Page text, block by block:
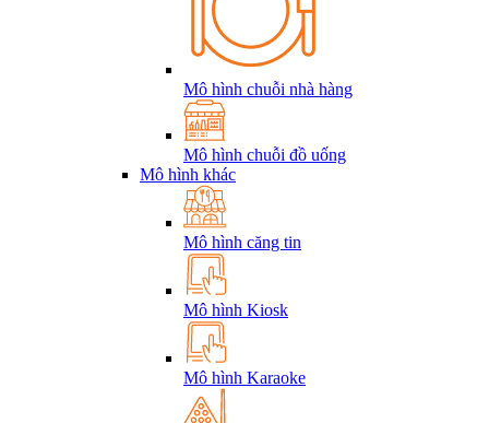
Mô hình chuỗi nhà hàng
Mô hình chuỗi đồ uống
Mô hình khác
Mô hình căng tin
Mô hình Kiosk
Mô hình Karaoke